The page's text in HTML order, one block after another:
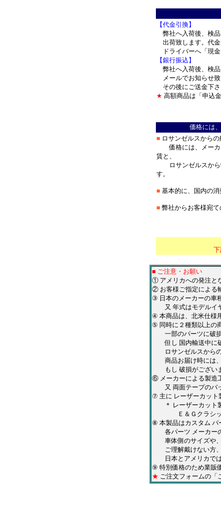
【代金引換】
弊社へ入荷後、検
出荷致します。代金
ドライバーへ「現
【銀行振込】
弊社へ入荷後、検
メールでお知らせ
その後にご送金下
★ 高額商品は「申込
価格には
■ ロサンゼルスから
価格には、メーカ
賃と、
ロサンゼルスから
す。
■ 基本的に、国内の
■ 弊社からお客様宛
■ ご注意・お願い
① アメリカへの発注と
② お客様ご指定による
③ 日本のメーカーの車
又 年式はモデルイヤ
④ 本商品は、北米仕様
⑤ 同時に２種類以上の
一部のパーツに破損
但し 国内輸送中に破
ロサンゼルスからの
商品お届け時には、
もし 破損がございま
⑥ メーカーによる製造
又 両面テープのバッ
⑦ 主に レーザーカット
＊ レーザーカット製
Ｅ＆Ｇクラシックス
⑧ 本製品はカスタム パ
各パーツ メーカーの
車体側のサイズや、
ご理解戴けない方、
日本とアメリカでは
⑨ 特別価格のため業販
★ ご注文フォームの「